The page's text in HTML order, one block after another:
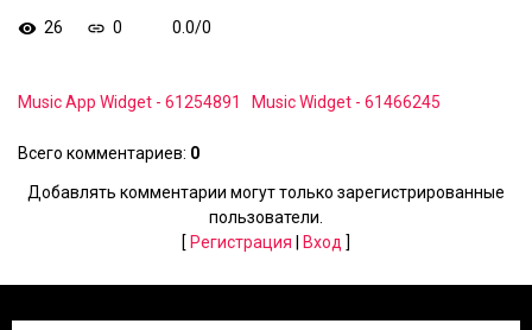
26 0 0.0/0
Music App Widget - 61254891 Music Widget - 61466245
Всего комментариев: 0
Добавлять комментарии могут только зарегистрированные
пользователи.
[ Регистрация Вход ]